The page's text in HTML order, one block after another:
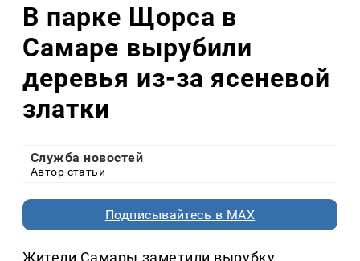
В парке Щорса в
Самаре вырубили
деревья из-за ясеневой
златки
Служба новостей
Автор статьи
Подписывайтесь в MAX
Жители Самары заметили вырубку